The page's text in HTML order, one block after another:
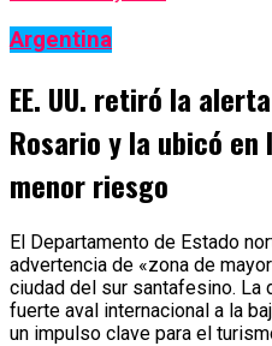
Argentina
EE. UU. retiró la
Rosario y la ubicó
menor riesgo
El Departamento de Estado
advertencia de «zona de
ciudad del sur santafesino. La
fuerte aval internacional a la
un impulso clave para el